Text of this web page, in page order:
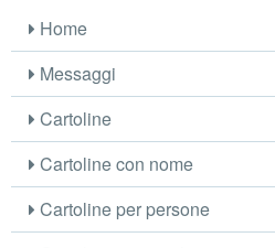
Home
Messaggi
Cartoline
Cartoline con nome
Cartoline per persone